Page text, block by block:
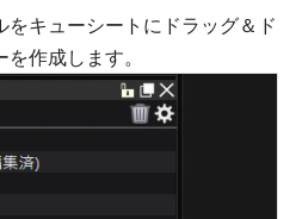
キューシートにドラッグ＆ド
作成します。